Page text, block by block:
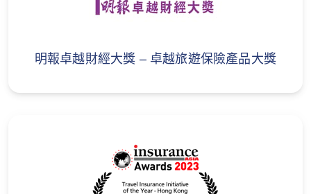
員從事、任何體力勞動性工作、從事離岸活動如
炸品或槍械、以演員／歌星／藝人表現、地盤工
或參與海陸空服務或行動或持械工作。
包括你未能享用某些東西或事件，或以獎賞計劃
明報卓越財經大獎 – 卓越旅遊保險產品大獎